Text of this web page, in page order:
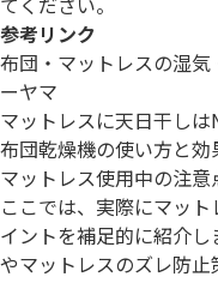
参考リンク
布団・マットレスの湿
ーヤマ
マットレスに天日干し
布団乾燥機の使い方と
マットレス使用中の注
ここでは、実際にマッ
イントを補足的に紹介
やマットレスのズレ防